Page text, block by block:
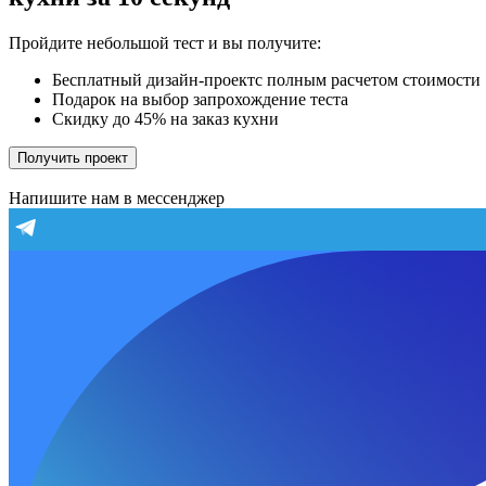
Пройдите небольшой тест и вы получите:
Бесплатный дизайн-проектс полным расчетом стоимости
Подарок на выбор запрохождение теста
Скидку до 45% на заказ кухни
Получить проект
Напишите нам в мессенджер